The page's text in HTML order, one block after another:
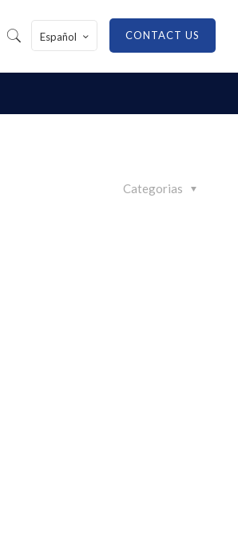
Español CONTACT US
Categorias